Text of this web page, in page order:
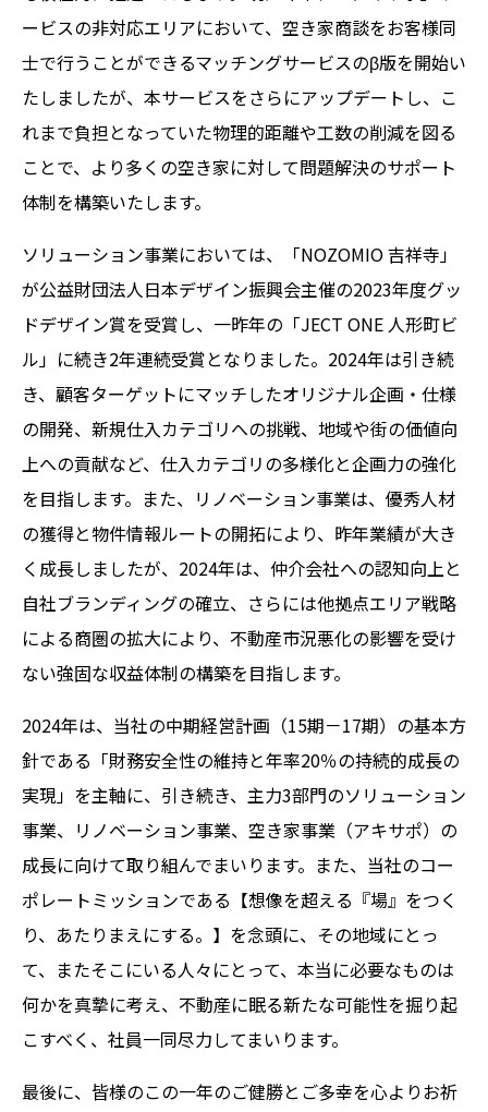
ービスの非対応エリアにおいて、空き家商談をお客様同
士で行うことができるマッチングサービスのβ版を開始い
たしましたが、本サービスをさらにアップデートし、こ
れまで負担となっていた物理的距離や工数の削減を図る
ことで、より多くの空き家に対して問題解決のサポート
体制を構築いたします。
ソリューション事業においては、「NOZOMIO 吉祥寺」
が公益財団法人日本デザイン振興会主催の2023年度グッ
ドデザイン賞を受賞し、一昨年の「JECT ONE 人形町ビ
ル」に続き2年連続受賞となりました。2024年は引き続
き、顧客ターゲットにマッチしたオリジナル企画・仕様
の開発、新規仕入カテゴリへの挑戦、地域や街の価値向
上への貢献など、仕入カテゴリの多様化と企画力の強化
を目指します。また、リノベーション事業は、優秀人材
の獲得と物件情報ルートの開拓により、昨年業績が大き
く成長しましたが、2024年は、仲介会社への認知向上と
自社ブランディングの確立、さらには他拠点エリア戦略
による商圏の拡大により、不動産市況悪化の影響を受け
ない強固な収益体制の構築を目指します。
2024年は、当社の中期経営計画（15期－17期）の基本方
針である「財務安全性の維持と年率20％の持続的成長の
実現」を主軸に、引き続き、主力3部門のソリューション
事業、リノベーション事業、空き家事業（アキサポ）の
成長に向けて取り組んでまいります。また、当社のコー
ポレートミッションである【想像を超える『場』をつく
り、あたりまえにする。】を念頭に、その地域にとっ
て、またそこにいる人々にとって、本当に必要なものは
何かを真摯に考え、不動産に眠る新たな可能性を掘り起
こすべく、社員一同尽力してまいります。
最後に、皆様のこの一年のご健勝とご多幸を心よりお祈